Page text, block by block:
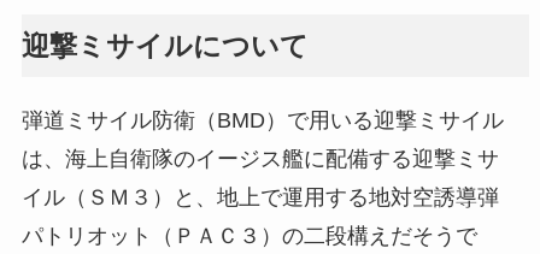
迎撃ミサイルについて
弾道ミサイル防衛（BMD）で用いる迎撃ミサイル
は、海上自衛隊のイージス艦に配備する迎撃ミサ
イル（ＳＭ３）と、地上で運用する地対空誘導弾
パトリオット（ＰＡＣ３）の二段構えだそうで